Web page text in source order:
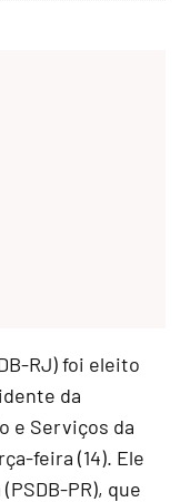
RJ) foi eleito
da
e Serviços da
feira (14). Ele
PR), que